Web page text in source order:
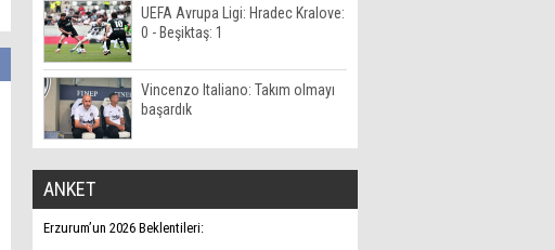
UEFA Avrupa Ligi: Hradec Kralove:
0 - Beşiktaş: 1
Vincenzo Italiano: Takım olmayı
başardık
ANKET
Erzurum’un 2026 Beklentileri: